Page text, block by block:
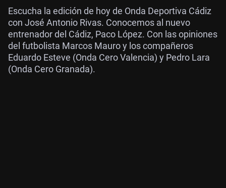
Escucha la edición de hoy de Onda Deportiva Cádiz
con José Antonio Rivas. Conocemos al nuevo
entrenador del Cádiz, Paco López. Con las opiniones
del futbolista Marcos Mauro y los compañeros
Eduardo Esteve (Onda Cero Valencia) y Pedro Lara
(Onda Cero Granada).